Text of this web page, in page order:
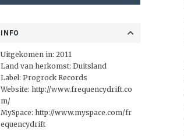
INFO
Uitgekomen in: 2011
Land van herkomst: Duitsland
Label: Progrock Records
Website: http://www.frequencydrift.co
m/
MySpace: http://www.myspace.com/fr
equencydrift